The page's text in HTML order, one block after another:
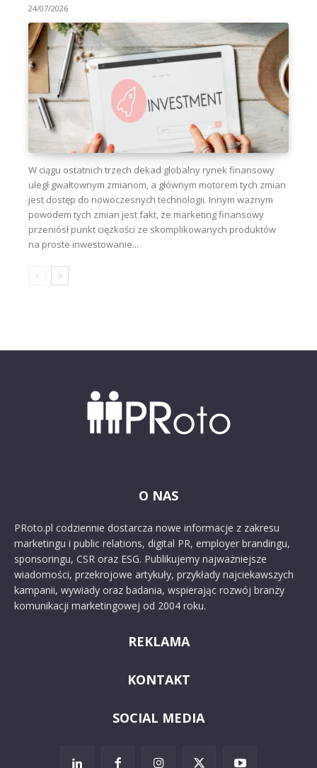
24/07/2026
W ciągu ostatnich trzech dekad globalny rynek finansowy
uległ gwałtownym zmianom, a głównym motorem tych zmian
jest dostęp do nowoczesnych technologii. Innym ważnym
powodem tych zmian jest fakt, że marketing finansowy
przeniósł punkt ciężkości ze skomplikowanych produktów
na proste inwestowanie...
O NAS
PRoto.pl codziennie dostarcza nowe informacje z zakresu
marketingu i public relations, digital PR, employer brandingu,
sponsoringu, CSR oraz ESG. Publikujemy najważniejsze
wiadomości, przekrojowe artykuły, przykłady najciekawszych
kampanii, wywiady oraz badania, wspierając rozwój branży
komunikacji marketingowej od 2004 roku.
REKLAMA
KONTAKT
SOCIAL MEDIA